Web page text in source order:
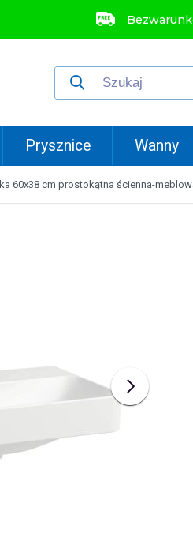
Prysznice Wanny
60x38 cm prostokątna ścienna-